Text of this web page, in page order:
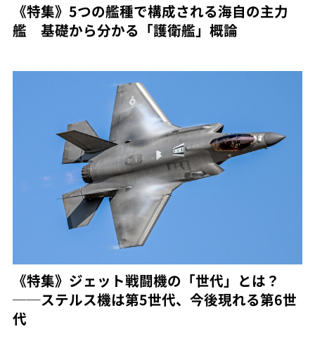
《特集》5つの艦種で構成される海自の主力
艦 基礎から分かる「護衛艦」概論
《特集》ジェット戦闘機の「世代」とは？
──ステルス機は第5世代、今後現れる第6世
代